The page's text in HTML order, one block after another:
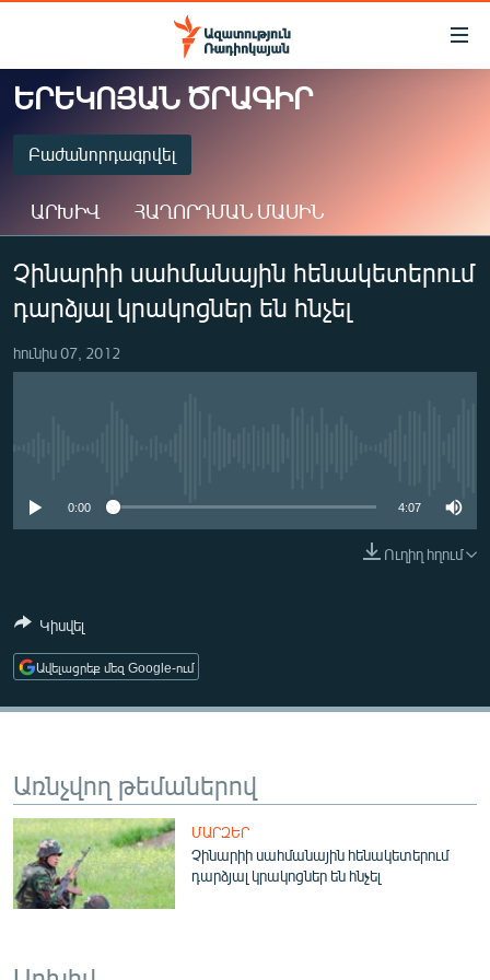
Մատչելիության
Անցնել
հիմնական
բովանդակությանը
Անցնել
մենյուին
Որոնում
ԱԶԱՏՈՒԹՅՈՒՆ TV
ՀԱՅԱՍՏԱՆ
ԸՆՏՐՈՒԹՅՈՒՆՆԵՐ 2026
ԻՐԱՎՈՒՆՔ
ՀԱՍԱՐԱԿՈՒԹՅՈՒՆ
ՏՆՏԵՍՈՒԹՅՈՒՆ
ՄԻՋԱԶԳԱՅԻՆ
ՄԵԿՆԱԲԱՆՈՒԹՅՈՒՆ
ՏՏ ԵՒ ԻՆՏԵՐՆԵՏ
ԿՈՐՈՆԱՎԻՐՈՒՍ
ՏԵՍԱՆՅՈՒԹԵՐ
ԲԱՆԱՎԵՃ
ՁԳՏԵԼՈՎ ԼԱՎԱԳՈՒՅՆԻՆ
ՓՈԴՔԱՍԹ
ԵՐԵԿՈՅԱՆ ԾՐԱԳԻՐ
Բաժանորդագրվել
Spotify
ԱՐԽԻՎ ՀԱՂՈՐԴՄԱՆ ՄԱՍԻՆ
Չինարիի սահմանային հենակետերում
դարձյալ կրակոցներ են հնչել
հունիս 07, 2012
0:00 4:07
Ուղիղ հղում
Կիսվել
Ավելացրեք մեզ Google-ում
Առնչվող թեմաներով
ՄԱՐԶԵՐ
Չինարիի սահմանային հենակետերում
դարձյալ կրակոցներ են հնչել